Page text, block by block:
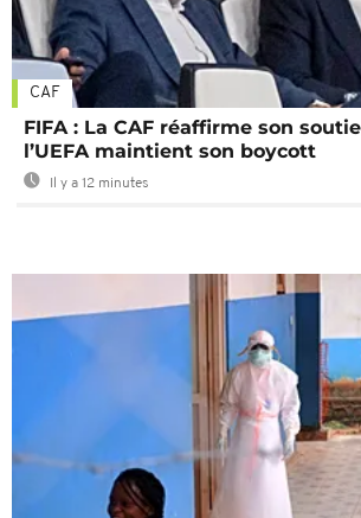
CAF
FIFA : La CAF réaffirme son
l’UEFA maintient son boycott
Il y a 12 minutes